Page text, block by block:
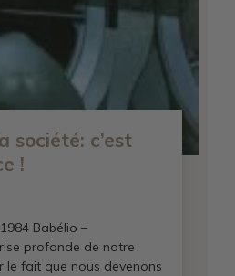
société: c’est
!
Babélio –
profonde de notre
le fait que nous devenons